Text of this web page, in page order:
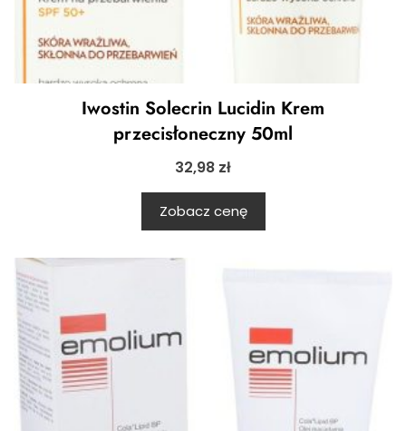
Iwostin Solecrin Lucidin Krem
przecisłoneczny 50ml
32,98 zł
Zobacz cenę